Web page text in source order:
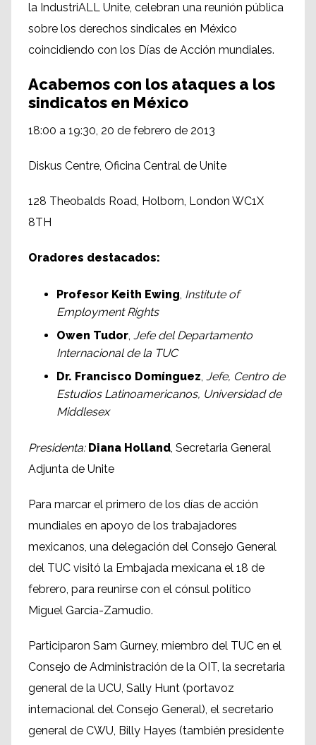
la IndustriALL Unite, celebran una reunión pública
sobre los derechos sindicales en México
coincidiendo con los Días de Acción mundiales.
Acabemos con los ataques a los
sindicatos en México
18:00 a 19:30, 20 de febrero de 2013
Diskus Centre, Oficina Central de Unite
128 Theobalds Road, Holborn, London WC1X
8TH
Oradores destacados:
Profesor Keith Ewing, Institute of
Employment Rights
Owen Tudor, Jefe del Departamento
Internacional de la TUC
Dr. Francisco Domínguez, Jefe, Centro de
Estudios Latinoamericanos, Universidad de
Middlesex
Presidenta: Diana Holland, Secretaria General
Adjunta de Unite
Para marcar el primero de los días de acción
mundiales en apoyo de los trabajadores
mexicanos, una delegación del Consejo General
del TUC visitó la Embajada mexicana el 18 de
febrero, para reunirse con el cónsul político
Miguel Garcia-Zamudio.
Participaron Sam Gurney, miembro del TUC en el
Consejo de Administración de la OIT, la secretaria
general de la UCU, Sally Hunt (portavoz
internacional del Consejo General), el secretario
general de CWU, Billy Hayes (también presidente